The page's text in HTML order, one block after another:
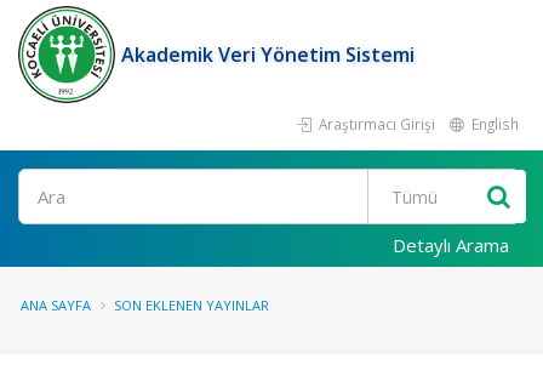
Akademik Veri Yönetim Sistemi
Araştırmacı Girişi English
Ara
Detaylı Arama
ANA SAYFA SON EKLENEN YAYINLAR